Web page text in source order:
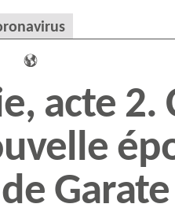
acte 2.
Garate